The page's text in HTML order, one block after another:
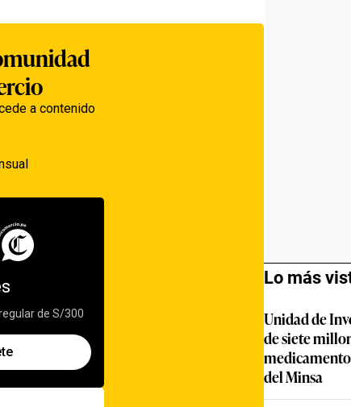
Lo más
Unidad de
de siete
del Minsa